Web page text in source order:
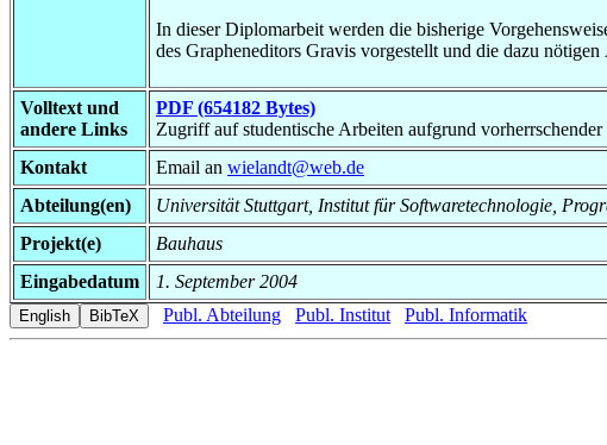
In dieser Diplomarbeit werden die bisherige
des Grapheneditors Gravis vorgestellt und die dazu
Volltext und
andere Links
PDF (654182 Bytes)
Zugriff auf studentische Arbeiten aufgrund
Kontakt
Email an wielandt@web.de
Abteilung(en)
Universität Stuttgart, Institut für Softwaretechnologie,
Projekt(e)
Bauhaus
Eingabedatum
1. September 2004
Publ. Abteilung
Publ. Institut Publ. Informatik